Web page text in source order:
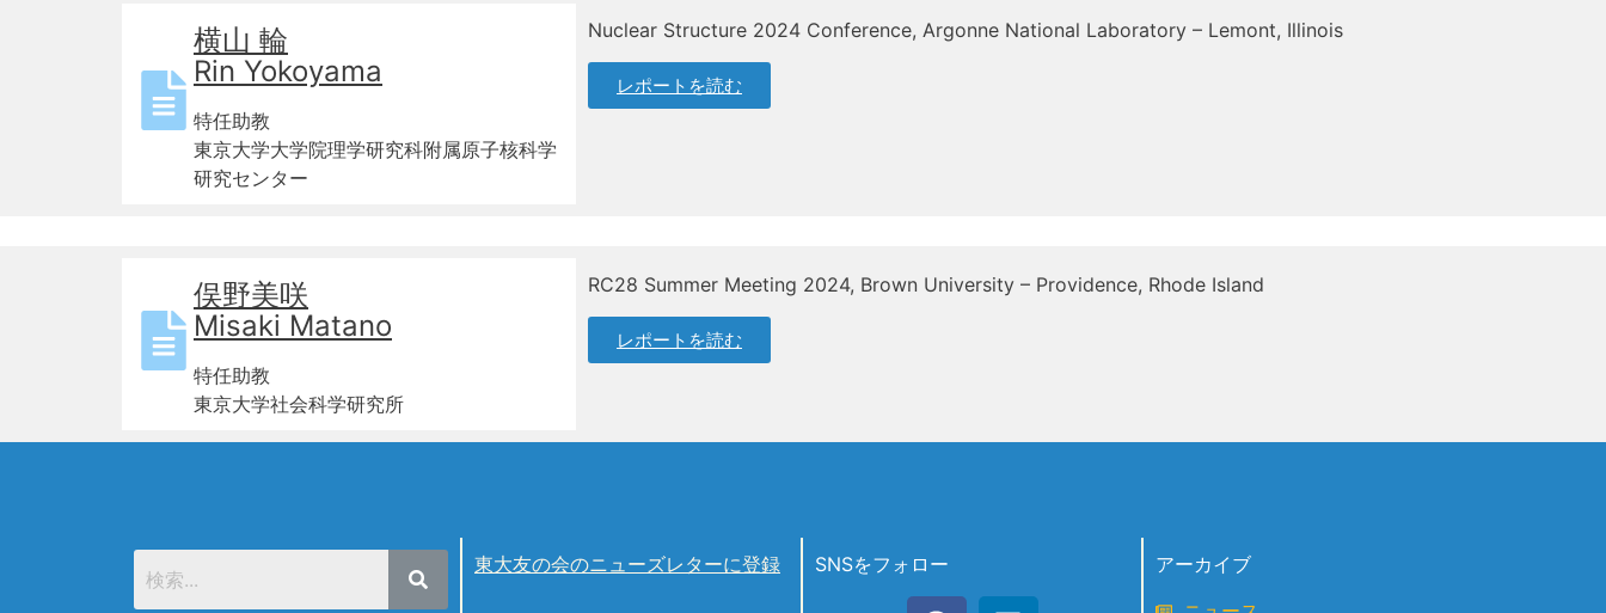
横山 輪
Rin Yokoyama
特任助教
東京大学大学院理学研究科附属原子核科学
研究センター
Nuclear Structure 2024 Conference, Argonne National Laboratory – Lemont, Illinois
レポートを読む
俣野美咲
Misaki Matano
特任助教
東京大学社会科学研究所
RC28 Summer Meeting 2024, Brown University – Providence, Rhode Island
レポートを読む
東大友の会のニューズレターに登録 SNSをフォロー
アーカイブ